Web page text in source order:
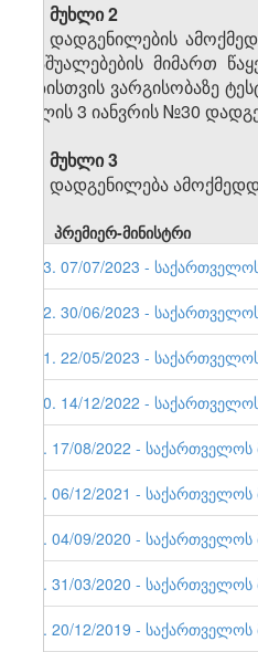
მუხლი 2
დადგენილების
საშუალებების მიმართ
გზისთვის ვარგისობაზე
წლის 3 იანვრის №30
მუხლი 3
დადგენილება
პრემიერ-მინისტრი
13. 07/07/2023 -
12. 30/06/2023 -
11. 22/05/2023 -
10. 14/12/2022 -
9. 17/08/2022 -
8. 06/12/2021 -
7. 04/09/2020 -
6. 31/03/2020 -
5. 20/12/2019 -